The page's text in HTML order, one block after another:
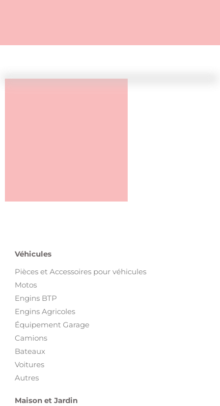
Véhicules
Pièces et Accessoires pour véhicules
Motos
Engins BTP
Engins Agricoles
Équipement Garage
Camions
Bateaux
Voitures
Autres
Maison et Jardin